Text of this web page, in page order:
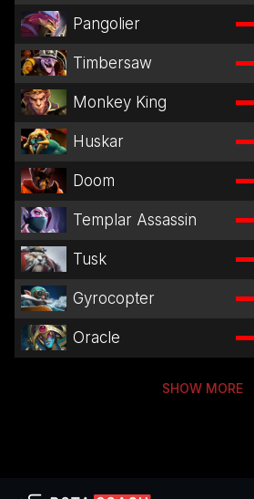
Pangolier
Timbersaw
Monkey King
Huskar
Doom
Templar Assassin
Tusk
Gyrocopter
Oracle
SHOW MORE